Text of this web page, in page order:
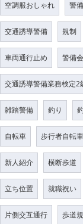
空調服おしゃれ 警
交通誘導警備 規制
車両通行止め 警備
交通誘導警備業務検定2
雑踏警備 釣り
自転車 歩行者自転
新人紹介 横断歩道
立ち位置 就職祝い
片側交互通行 歩道